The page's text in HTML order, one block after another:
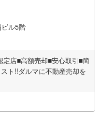
ル5階
店■高額売却■安心取引■簡
ト!!ダルマに不動産売却を